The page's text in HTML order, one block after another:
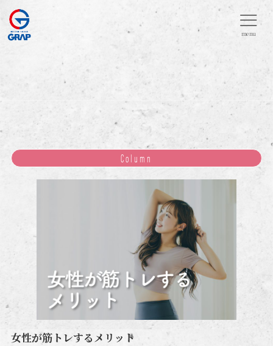
menu
Column
女性が筋トレするメリット